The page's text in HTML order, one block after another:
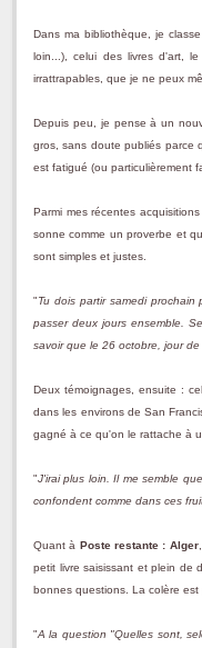
Dans ma bibliothèque, je
loin...), celui des livres d'art,
irrattrapables, que je ne peux
Depuis peu, je pense à un
gros, sans doute publiés parce
est fatigué (ou particulièrement
Parmi mes récentes acquisitions
sonne comme un proverbe et
sont simples et justes.
"Tu dois partir samedi
passer deux jours ensemble.
savoir que le 26 octobre, jour
Deux témoignages, ensuite :
dans les environs de San
gagné à ce qu'on le rattache à
"J'irai plus loin. Il me semble
confondent comme dans ces
Quant à Poste restante : Alger
petit livre saisissant et plein de
bonnes questions. La colère est
"A la question "Quelles sont,